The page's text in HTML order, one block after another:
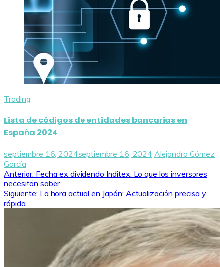
Trading
Lista de códigos de entidades bancarias en
España 2024
septiembre 16, 2024septiembre 16, 2024 Alejandro Gómez
García
Navegación
de
entradas
Anterior: Fecha ex dividendo Inditex: Lo que los inversores
necesitan saber
Siguiente: La hora actual en Japón: Actualización precisa y
rápida